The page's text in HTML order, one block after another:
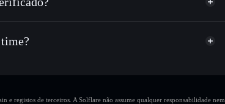
e registos de terceiros. A Solflare não assume qualquer responsabilidade nem